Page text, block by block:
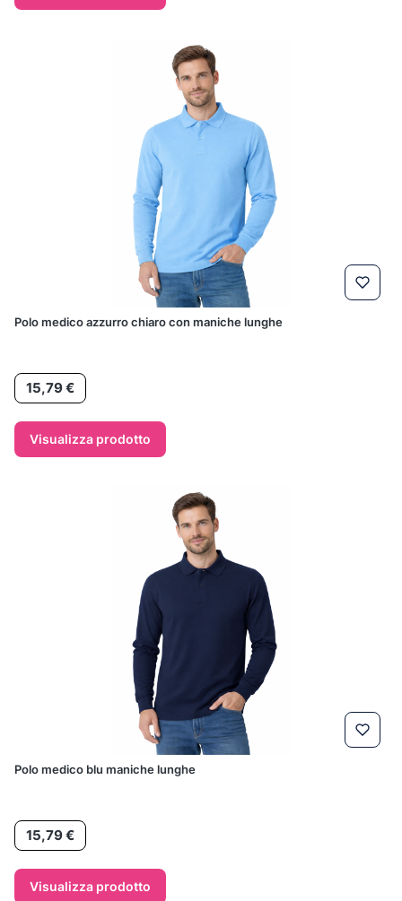
Polo medico azzurro chiaro con maniche lunghe
Prezzo
15,79 €
Visualizza prodotto
Polo medico blu maniche lunghe
Prezzo
15,79 €
Visualizza prodotto